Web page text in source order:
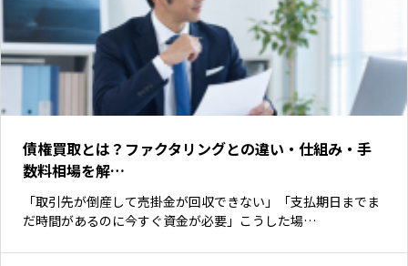
債権買取とは？ファクタリングとの違い・仕組み・手
数料相場を解…
「取引先が倒産して売掛金が回収できない」「支払期日までま
だ時間があるのに今すぐ資金が必要」こうした場…